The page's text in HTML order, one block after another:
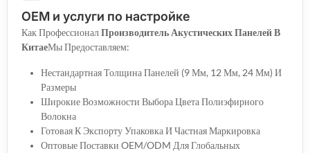
OEM и услуги по настройке
Как ПрофессионалПроизводитель Акустических Панелей В
КитаеМы Предоставляем:
Нестандартная Толщина Панелей (9 Мм, 12 Мм, 24 Мм) И
Размеры
Широкие Возможности Выбора Цвета Полиэфирного
Волокна
Готовая К Экспорту Упаковка И Частная Маркировка
Оптовые Поставки OEM/ODM Для Глобальных